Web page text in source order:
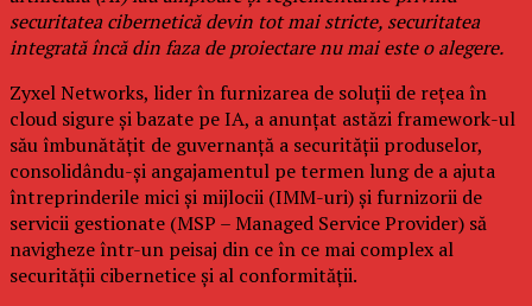
securitatea cibernetică devin tot mai stricte, securitatea
integrată încă din faza de proiectare nu mai este o alegere.
Zyxel Networks, lider în furnizarea de soluții de rețea în
cloud sigure și bazate pe IA, a anunțat astăzi framework-ul
său îmbunătățit de guvernanță a securității produselor,
consolidându-și angajamentul pe termen lung de a ajuta
întreprinderile mici și mijlocii (IMM-uri) și furnizorii de
servicii gestionate (MSP – Managed Service Provider) să
navigheze într-un peisaj din ce în ce mai complex al
securității cibernetice și al conformității.